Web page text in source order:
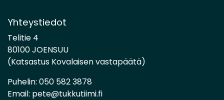
Yhteystiedot
Telitie 4
80100 JOENSUU
(Katsastus Kovalaisen vastapäätä)
Puhelin: 050 582 3878
Email: pete@tukkutiimi.fi